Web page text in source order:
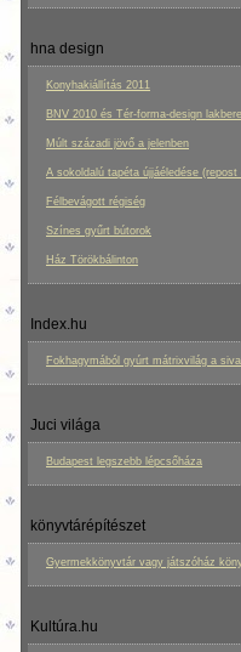
hna design
Konyhakiállítás 2011
BNV 2010 és Tér-forma-design
Múlt századi jövő a jelenben
A sokoldalú tapéta újjáéledése (repost
Félbevágott régiség
Színes gyűrt bútorok
Ház Törökbálinton
Index.hu
Fokhagymából gyúrt mátrixvilág a
Juci világa
Budapest legszebb lépcsőháza
könyvtárépítészet
Gyermekkönyvtár vagy játszóház
Kultúra.hu